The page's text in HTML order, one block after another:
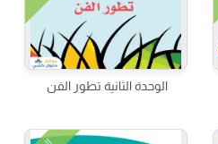
الوحدة الثانية تطور الفن